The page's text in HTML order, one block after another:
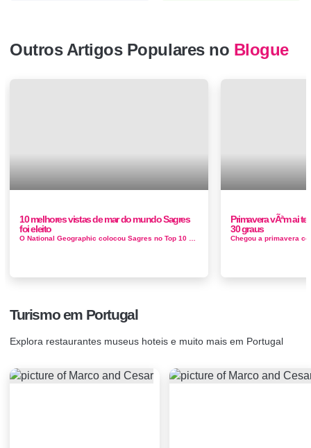
Outros Artigos Populares no Blogue
10 melhores vistas de mar do mundo Sagres
foi eleito
Primavera vÃªm ai
30 graus
Turismo em Portugal
Explora restaurantes museus hoteis e muito mais em Portugal